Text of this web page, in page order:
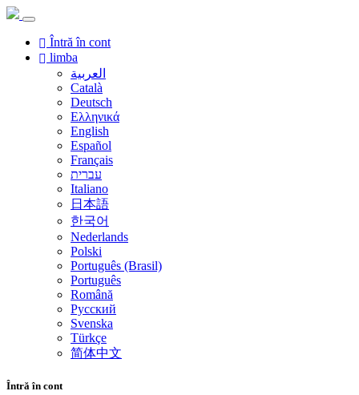
Întră în cont
limba
العربية
Català
Deutsch
Ελληνικά
English
Español
Français
עברית
Italiano
日本語
한국어
Nederlands
Polski
Português (Brasil)
Português
Română
Русский
Svenska
Türkçe
简体中文
Întră în cont